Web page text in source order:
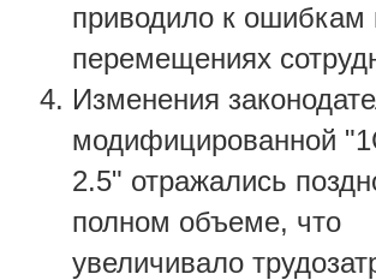
приводило к ошибкам
перемещениях
Изменения
модифицированной
2.5" отражались
полном объеме, что
увеличивало